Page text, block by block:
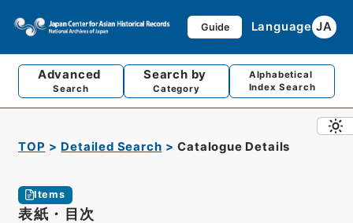
Guide Language JA
Advanced
Search
Search by
Category
Alphabetical
Index Search
TOP Detailed Search Catalogue Details
Items
表紙・目次